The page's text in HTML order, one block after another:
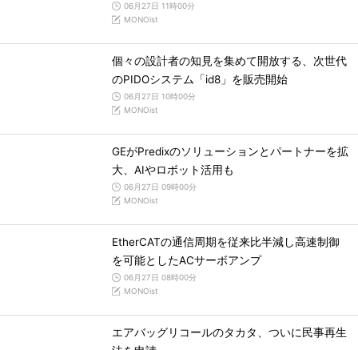
06月27日 11時00分
MONOist
個々の設計者の知見を集めて開放する、次世代
のPIDOシステム「id8」を販売開始
06月27日 10時00分
MONOist
GEがPredixのソリューションとパートナーを拡
大、AIやロボット活用も
06月27日 09時00分
MONOist
EtherCATの通信周期を従来比半減し高速制御
を可能としたACサーボアンプ
06月27日 08時00分
MONOist
エアバッグリコールのタカタ、ついに民事再生